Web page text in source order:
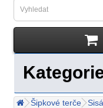
Šipkové terče